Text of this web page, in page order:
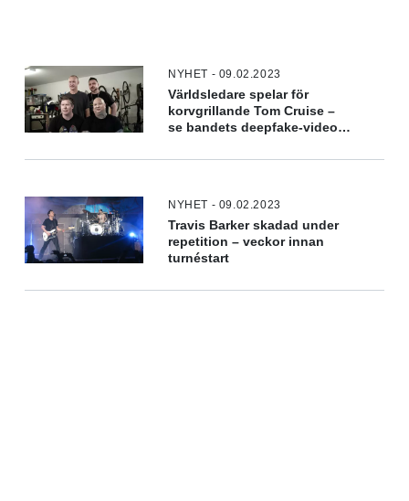
NYHET - 09.02.2023
Världsledare spelar för
korvgrillande Tom Cruise –
se bandets deepfake-video
NYHET - 09.02.2023
Travis Barker skadad under
repetition – veckor innan
turnéstart